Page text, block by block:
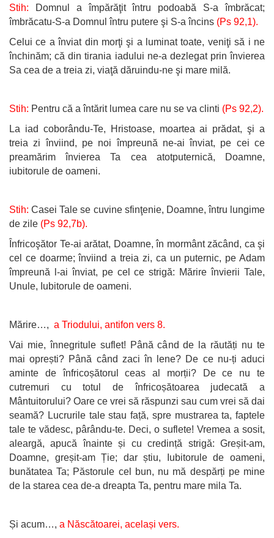
Stih: Domnul a împărăţit întru podoabă S-a îmbrăcat;
îmbrăcatu-S-a Domnul întru putere şi S-a încins (Ps 92,1).
Celui ce a înviat din morţi şi a luminat toate, veniţi să i ne
închinăm; că din tirania iadului ne-a dezlegat prin învierea
Sa cea de a treia zi, viaţă dăruindu-ne şi mare milă.
Stih: Pentru că a întărit lumea care nu se va clinti (Ps 92,2).
La iad coborându-Te, Hristoase, moartea ai prădat, şi a
treia zi înviind, pe noi împreună ne-ai înviat, pe cei ce
preamărim învierea Ta cea atotputernică, Doamne,
iubitorule de oameni.
Stih: Casei Tale se cuvine sfinţenie, Doamne, întru lungime
de zile (Ps 92,7b).
Înfricoşător Te-ai arătat, Doamne, în mormânt zăcând, ca şi
cel ce doarme; înviind a treia zi, ca un puternic, pe Adam
împreună l-ai înviat, pe cel ce strigă: Mărire învierii Tale,
Unule, Iubitorule de oameni.
Mărire…, a Triodului, antifon vers 8.
Vai mie, înnegritule suflet! Până când de la răutăți nu te
mai oprești? Până când zaci în lene? De ce nu-ți aduci
aminte de înfricoșătorul ceas al morții? De ce nu te
cutremuri cu totul de înfricoșătoarea judecată a
Mântuitorului? Oare ce vrei să răspunzi sau cum vrei să dai
seamă? Lucrurile tale stau față, spre mustrarea ta, faptele
tale te vădesc, pârându-te. Deci, o suflete! Vremea a sosit,
aleargă, apucă înainte și cu credință strigă: Greșit-am,
Doamne, greșit-am Ție; dar știu, Iubitorule de oameni,
bunătatea Ta; Păstorule cel bun, nu mă despărți pe mine
de la starea cea de-a dreapta Ta, pentru mare mila Ta.
Și acum…, a Născătoarei, același vers.